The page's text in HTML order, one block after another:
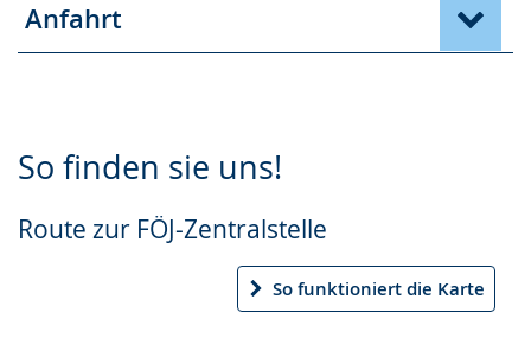
Anfahrt
So finden sie uns!
Route zur FÖJ-Zentralstelle
So funktioniert die Karte